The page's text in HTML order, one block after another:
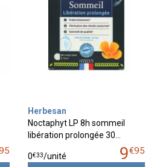
Herbesan
Noctaphyt LP 8h sommeil
libération prolongée 30…
9€95
0€33/unité